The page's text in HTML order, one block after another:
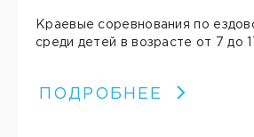
Краевые соревнования по
среди детей в возрасте от 7 до
ПОДРОБНЕЕ